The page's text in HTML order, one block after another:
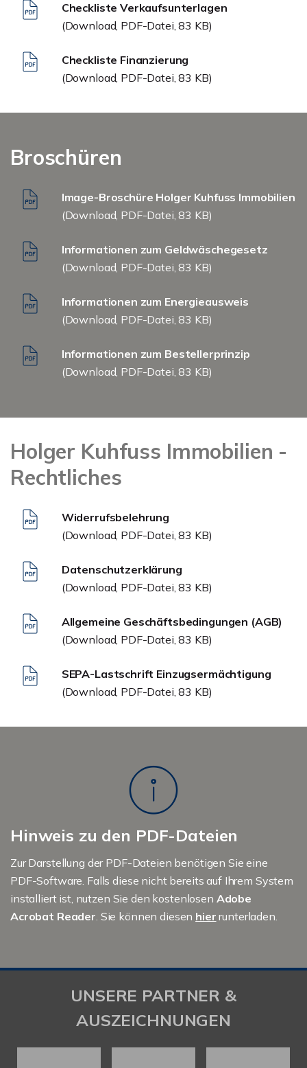
Checkliste Verkaufsunterlagen
(Download, PDF-Datei, 83 KB)
Checkliste Finanzierung
(Download, PDF-Datei, 83 KB)
Broschüren
Image-Broschüre Holger Kuhfuss Immobilien
(Download, PDF-Datei, 83 KB)
Informationen zum Geldwäschegesetz
(Download, PDF-Datei, 83 KB)
Informationen zum Energieausweis
(Download, PDF-Datei, 83 KB)
Informationen zum Bestellerprinzip
(Download, PDF-Datei, 83 KB)
Holger Kuhfuss Immobilien -
Rechtliches
Widerrufsbelehrung
(Download, PDF-Datei, 83 KB)
Datenschutzerklärung
(Download, PDF-Datei, 83 KB)
Allgemeine Geschäftsbedingungen (AGB)
(Download, PDF-Datei, 83 KB)
SEPA-Lastschrift Einzugsermächtigung
(Download, PDF-Datei, 83 KB)
Hinweis zu den PDF-Dateien
Zur Darstellung der PDF-Dateien benötigen Sie eine
PDF-Software. Falls diese nicht bereits auf Ihrem System
installiert ist, nutzen Sie den kostenlosen Adobe
Acrobat Reader. Sie können diesen hier runterladen.
UNSERE PARTNER &
AUSZEICHNUNGEN